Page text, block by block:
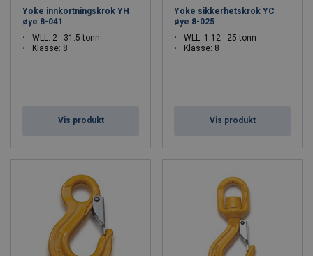
Yoke innkortningskrok YH
øye 8-041
WLL: 2 - 31.5 tonn
Klasse: 8
Vis produkt
Yoke sikkerhetskrok YC
øye 8-025
WLL: 1.12 - 25 tonn
Klasse: 8
Vis produkt